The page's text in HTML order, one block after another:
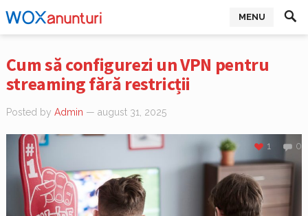
MENU
Cum să configurezi un VPN pentru
streaming fără restricții
Posted by Admin — august 31, 2025
0
1